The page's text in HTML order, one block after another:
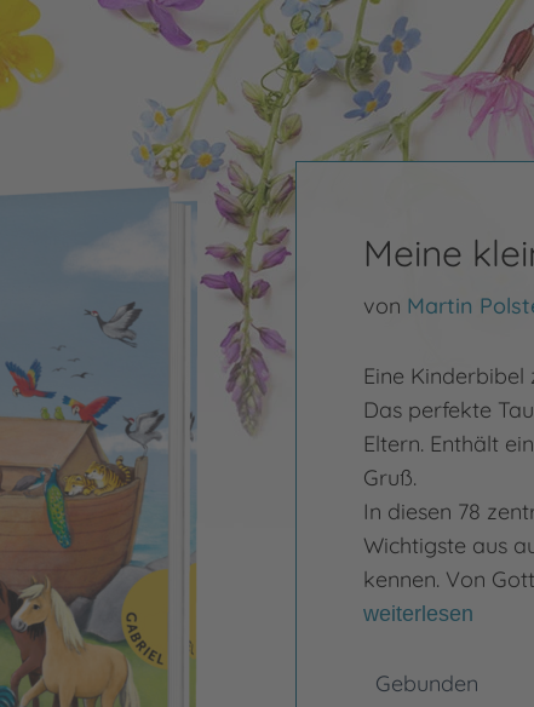
Meine
von Martin
Eine Kinderbibel
Das perfekte
Eltern. Enthält
Gruß.
In diesen 78
Wichtigste aus
kennen. Von
weiterlesen
Gebunden